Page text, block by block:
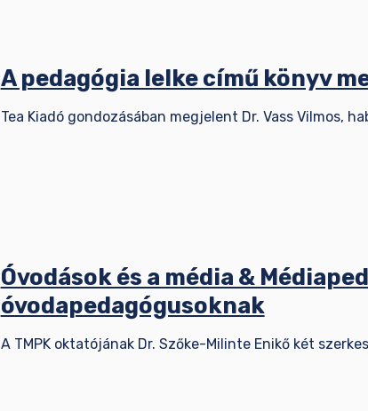
A pedagógia lelke című könyv
Tea Kiadó gondozásában megjelent Dr. Vass Vilmos,
Óvodások és a média &
óvodapedagógusoknak
A TMPK oktatójának Dr. Szőke-Milinte Enikő két